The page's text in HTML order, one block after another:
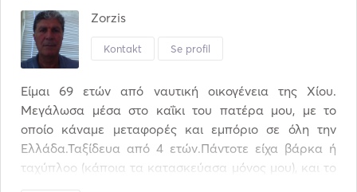
Zorzis
Kontakt Se profil
Είμαι 69 ετών από ναυτική οικογένεια της Χίου.
Μεγάλωσα μέσα στο καΐκι του πατέρα μου, με το
οποίο κάναμε μεταφορές και εμπόριο σε όλη την
Ελλάδα.Ταξίδευα από 4 ετών.Πάντοτε είχα βάρκα ή
ταχύπλοο (κάποια τα κατασκεύασα μόνος μου), και το